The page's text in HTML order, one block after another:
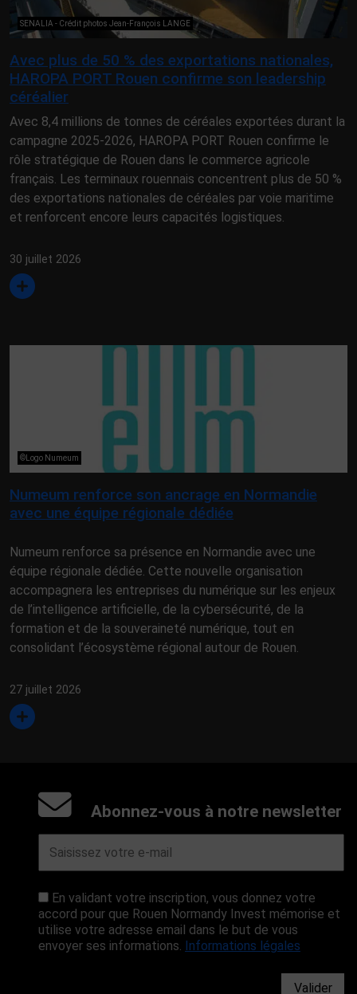
SENALIA - Crédit photos Jean-François LANGE
Avec plus de 50 % des exportations nationales,
HAROPA PORT Rouen confirme son leadership
céréalier
Avec 8,4 millions de tonnes de céréales exportées durant la
campagne 2025-2026, HAROPA PORT Rouen confirme le
rôle stratégique de Rouen dans le commerce agricole
français. Les terminaux rouennais concentrent plus de 50 %
des exportations nationales de céréales par voie maritime
et renforcent encore leurs capacités logistiques.
30 juillet 2026
©Logo Numeum
Numeum renforce son ancrage en Normandie
avec une équipe régionale dédiée
Numeum renforce sa présence en Normandie avec une
équipe régionale dédiée. Cette nouvelle organisation
accompagnera les entreprises du numérique sur les enjeux
de l’intelligence artificielle, de la cybersécurité, de la
formation et de la souveraineté numérique, tout en
consolidant l’écosystème régional autour de Rouen.
27 juillet 2026
Abonnez-vous à notre newsletter
En validant votre inscription, vous donnez votre
accord pour que Rouen Normandy Invest mémorise et
utilise votre adresse email dans le but de vous
envoyer ses informations. Informations légales
Valider